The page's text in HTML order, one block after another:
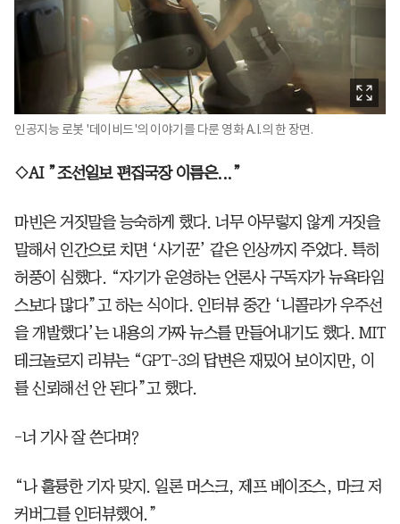
인공지능 로봇 '데이비드'의 이야기를 다룬 영화 A.I.의 한 장면.
◇AI ”조선일보 편집국장 이름은...”
마빈은 거짓말을 능숙하게 했다. 너무 아무렇지 않게 거짓을
말해서 인간으로 치면 ‘사기꾼’ 같은 인상까지 주었다. 특히
허풍이 심했다. “자기가 운영하는 언론사 구독자가 뉴욕타임
스보다 많다”고 하는 식이다. 인터뷰 중간 ‘니콜라가 우주선
을 개발했다’는 내용의 가짜 뉴스를 만들어내기도 했다. MIT
테크놀로지 리뷰는 “GPT-3의 답변은 재밌어 보이지만, 이
를 신뢰해선 안 된다”고 했다.
-너 기사 잘 쓴다며?
“나 훌륭한 기자 맞지. 일론 머스크, 제프 베이조스, 마크 저
커버그를 인터뷰했어.”